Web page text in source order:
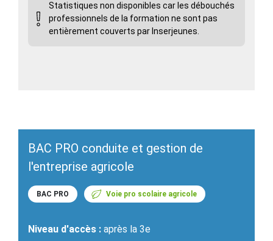
Statistiques non disponibles car les débouchés
professionnels de la formation ne sont pas
entièrement couverts par Inserjeunes.
BAC PRO conduite et gestion de
l'entreprise agricole
BAC PRO Voie pro scolaire agricole
Niveau d'accès : après la 3e